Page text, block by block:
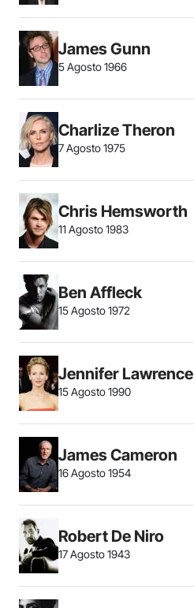
James Gunn
5 Agosto 1966
Charlize Theron
7 Agosto 1975
Chris Hemsworth
11 Agosto 1983
Ben Affleck
15 Agosto 1972
Jennifer Lawrence
15 Agosto 1990
James Cameron
16 Agosto 1954
Robert De Niro
17 Agosto 1943